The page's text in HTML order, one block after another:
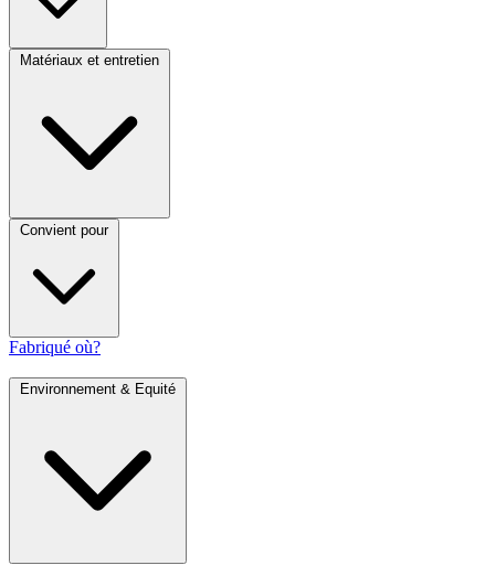
Matériaux et entretien
Convient pour
Fabriqué où?
Environnement & Equité